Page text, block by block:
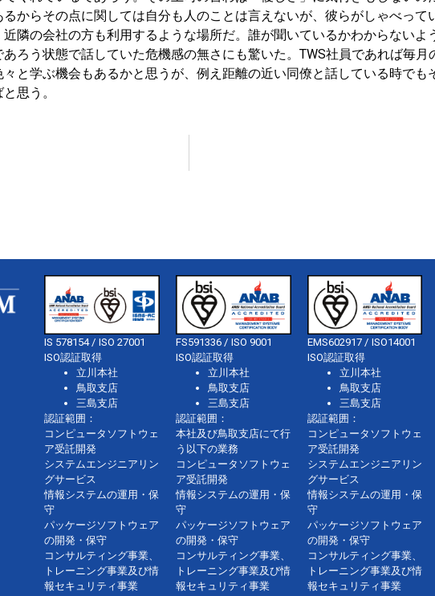
からその点に関しては自分も人のことは言えないが、彼らがしゃべっ
隣の会社の方も利用するような場所だ。誰が聞いているかわからない
ろう状態で話していた危機感の無さにも驚いた。TWS社員であれば毎
と学ぶ機会もあるかと思うが、例え距離の近い同僚と話している時で
思う。
IS 578154 / ISO 27001
ISO認証取得
立川本社
鳥取支店
三島支店
認証範囲：
コンピュータソフトウェ
ア受託開発
システムエンジニアリン
グサービス
情報システムの運用・保
守
パッケージソフトウェア
の開発・保守
コンサルティング事業、
トレーニング事業及び情
報セキュリティ事業
FS591336 / ISO 9001
ISO認証取得
立川本社
鳥取支店
三島支店
認証範囲：
本社及び鳥取支店にて行
う以下の業務
コンピュータソフトウェ
ア受託開発
情報システムの運用・保
守
パッケージソフトウェア
の開発・保守
コンサルティング事業、
トレーニング事業及び情
報セキュリティ事業
EMS602917 / ISO14001
ISO認証取得
立川本社
鳥取支店
三島支店
認証範囲：
コンピュータソフトウェ
ア受託開発
システムエンジニアリン
グサービス
情報システムの運用・保
守
パッケージソフトウェア
の開発・保守
コンサルティング事業、
トレーニング事業及び情
報セキュリティ事業